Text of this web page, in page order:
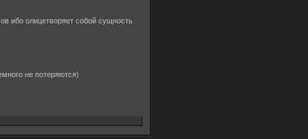
ибо олицетворяет собой сущность
не потеряются)